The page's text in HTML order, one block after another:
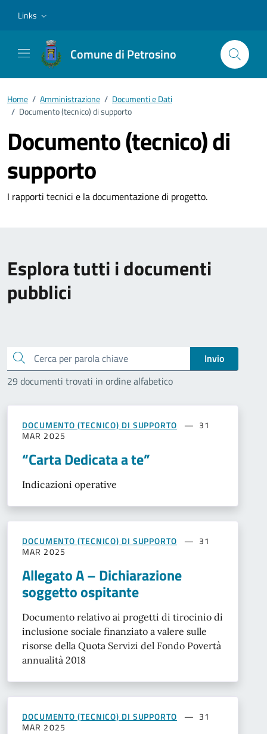
Links
Comune di Petrosino
Home / Amministrazione / Documenti e Dati
/ Documento (tecnico) di supporto
Documento (tecnico) di
supporto
I rapporti tecnici e la documentazione di progetto.
Esplora tutti i documenti
pubblici
Cerca
Invio
29 documenti trovati in ordine alfabetico
DOCUMENTO (TECNICO) DI SUPPORTO
31
MAR 2025
“Carta Dedicata a te”
Indicazioni operative
DOCUMENTO (TECNICO) DI SUPPORTO
31
MAR 2025
Allegato A – Dichiarazione
soggetto ospitante
Documento relativo ai progetti di tirocinio di
inclusione sociale finanziato a valere sulle
risorse della Quota Servizi del Fondo Povertà
annualità 2018
DOCUMENTO (TECNICO) DI SUPPORTO
31
MAR 2025